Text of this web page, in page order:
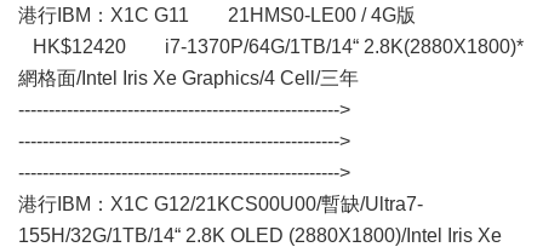
港行IBM：X1C G11 21HMS0-LE00 / 4G版
HK$12420 i7-1370P/64G/1TB/14“ 2.8K(2880X1800)*
網格面/Intel Iris Xe Graphics/4 Cell/三年
----------------------------------------------------->
----------------------------------------------------->
----------------------------------------------------->
港行IBM：X1C G12/21KCS00U00/暫缺/Ultra7-
155H/32G/1TB/14“ 2.8K OLED (2880X1800)/Intel Iris Xe